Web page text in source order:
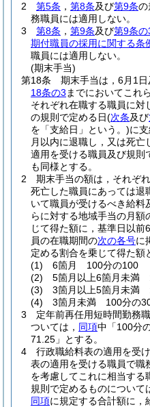
2
第5条 ， 第8条及び第9条の
務職員には適用しない。
3
第8条 ， 第9条及び第9条の
期付職員の採用に関する条
職員には適用しない。
(期末手当)
第18条
期末手当は，6月1
18条の3 までにおいてこれ
それぞれ在職する職員に対
の規則で定める日(次条及び
を「支給日」という。)に支
月以内に退職し，又は死亡
適用を受ける職員及び規則
も同様とする。
2
期末手当の額は，それぞ
死亡した職員にあっては退
いて職員が受けるべき給料
らに対する地域手当の月
じて得た額に，基準日以
員の在職期間の次の各号に
定める割合を乗じて得た額
(1)
6箇月 100分の100
(2)
5箇月以上6箇月未満
(3)
3箇月以上5箇月未満
(4)
3箇月未満 100分の
3
定年前再任用短時間勤務
ついては， 同項中「100分
71.25」とする。
4
行政職給料表の適用を受
表の適用を受ける職員で職
を考慮してこれに相当する
規則で定めるものについて
同項に規定する合計額に，